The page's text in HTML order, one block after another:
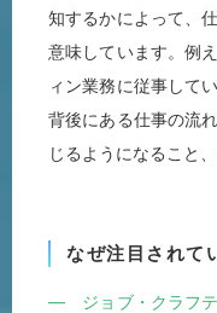
知するかによって、
意味しています。例
ィン業務に従事して
背後にある仕事の流
じるようになること
なぜ注目されて
― ジョブ・クラフテ